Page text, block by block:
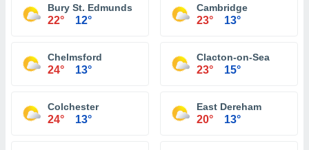
Bury St. Edmunds
22° 12°
Cambridge
23° 13°
Chelmsford
24° 13°
Clacton-on-Sea
23° 15°
Colchester
24° 13°
East Dereham
20° 13°